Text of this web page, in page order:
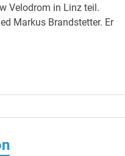
Velodrom in Linz teil.
Markus Brandstetter. Er